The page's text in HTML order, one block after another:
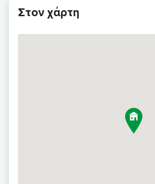
Στον χάρτη